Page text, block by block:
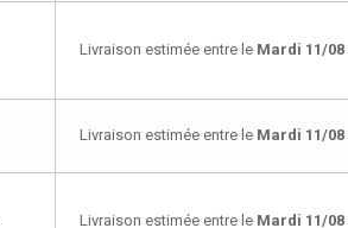
Livraison estimée entre le Mardi 11/08
Livraison estimée entre le Mardi 11/08
Livraison estimée entre le Mardi 11/08